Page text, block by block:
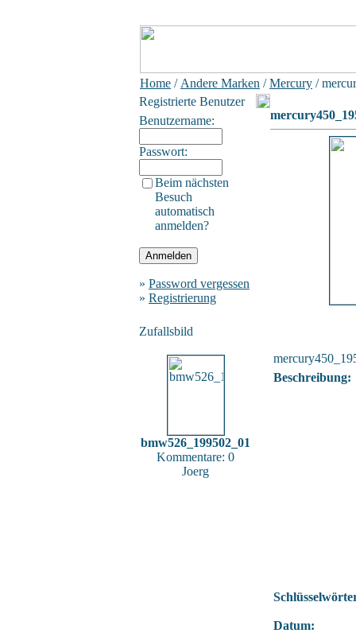
Home / Andere Marken /Mercury /
Registrierte Benutzer
Benutzername:
Passwort:
Beim nächsten
Besuch
automatisch
anmelden?
» Password vergessen
» Registrierung
Zufallsbild
bmw526_199502_01
Kommentare: 0
Joerg
Beschreibung:
Datum: